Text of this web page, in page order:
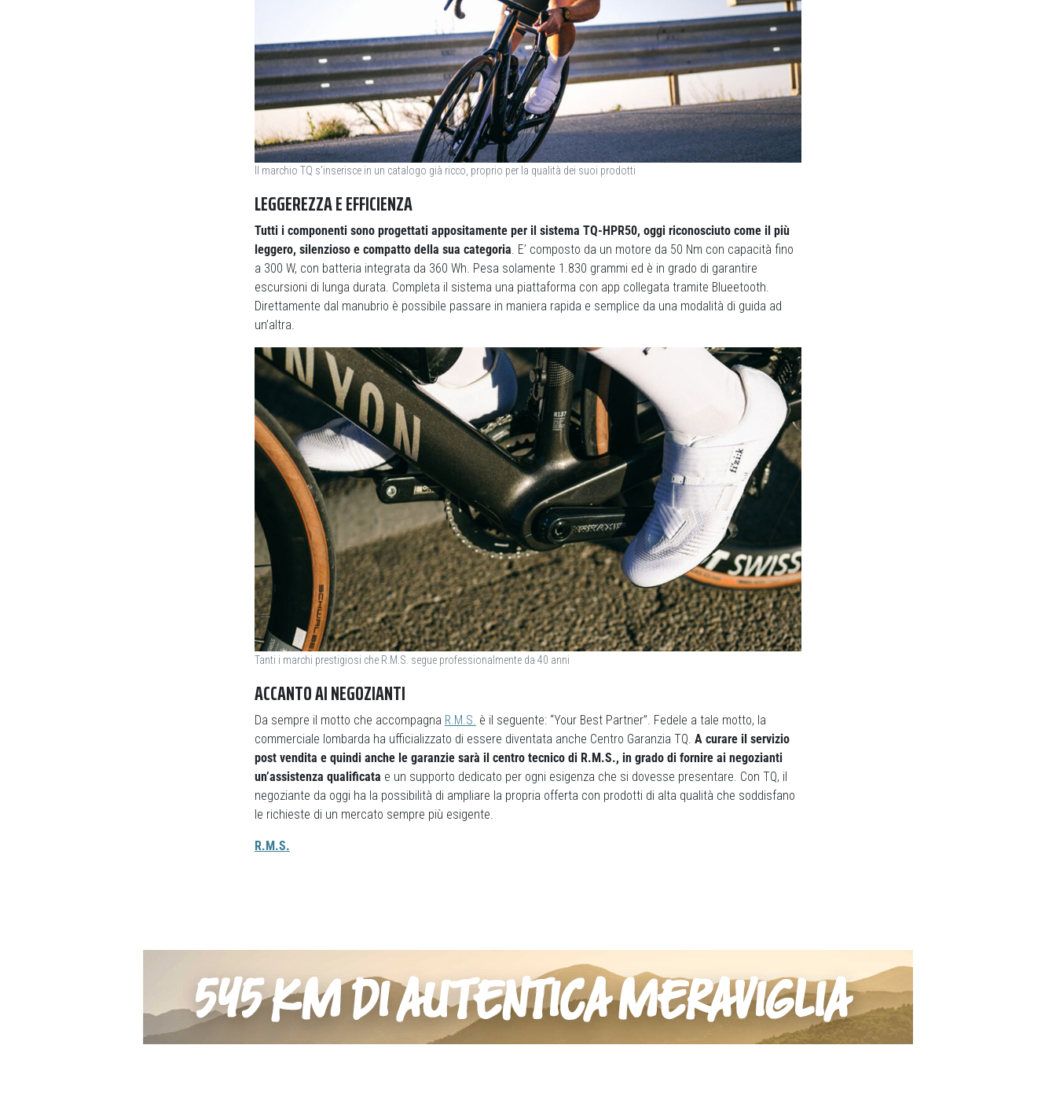
Il marchio TQ s’inserisce in un catalogo già ricco, proprio per la qualità dei suoi prodotti
LEGGEREZZA E EFFICIENZA
Tutti i componenti sono progettati appositamente per il sistema TQ-HPR50, oggi riconosciuto come il più
leggero, silenzioso e compatto della sua categoria. E’ composto da un motore da 50 Nm con capacità fino
a 300 W, con batteria integrata da 360 Wh. Pesa solamente 1.830 grammi ed è in grado di garantire
escursioni di lunga durata. Completa il sistema una piattaforma con app collegata tramite Blueetooth.
Direttamente dal manubrio è possibile passare in maniera rapida e semplice da una modalità di guida ad
un’altra.
Tanti i marchi prestigiosi che R.M.S. segue professionalmente da 40 anni
ACCANTO AI NEGOZIANTI
Da sempre il motto che accompagna R.M.S. è il seguente: “Your Best Partner”. Fedele a tale motto, la
commerciale lombarda ha ufficializzato di essere diventata anche Centro Garanzia TQ. A curare il servizio
post vendita e quindi anche le garanzie sarà il centro tecnico di R.M.S., in grado di fornire ai negozianti
un’assistenza qualificata e un supporto dedicato per ogni esigenza che si dovesse presentare. Con TQ, il
negoziante da oggi ha la possibilità di ampliare la propria offerta con prodotti di alta qualità che soddisfano
le richieste di un mercato sempre più esigente.
R.M.S.